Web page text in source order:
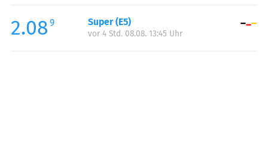
2.08 9 Super (E5)
vor 4 Std. 08.08. 13:45 Uhr